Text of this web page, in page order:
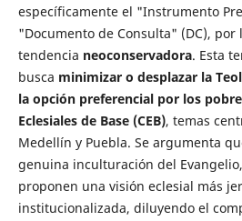
específicamente el "Instrumento
"Documento de Consulta" (DC),
tendencia neoconservadora. Esta
busca minimizar o desplazar la
la opción preferencial por los
Eclesiales de Base (CEB), temas
Medellín y Puebla. Se argumenta
genuina inculturación del
proponen una visión eclesial más
institucionalizada, diluyendo el